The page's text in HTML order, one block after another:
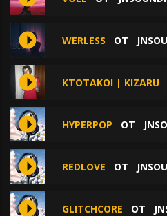
WERLESS ОТ
KTOTAKOI | KIZARU
HYPERPOP ОТ
REDLOVE ОТ
GLITCHCORE ОТ